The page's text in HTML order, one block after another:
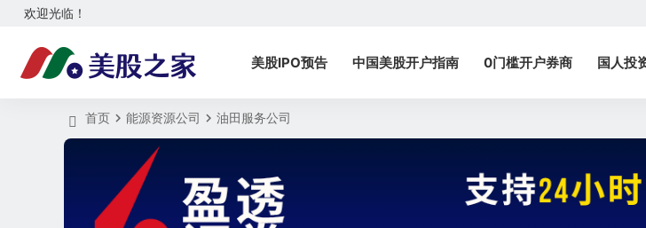
欢迎光临！
美股IPO预告 中国美股开户指南 0门槛开户券商 国人投
首页 能源资源公司 油田服务公司